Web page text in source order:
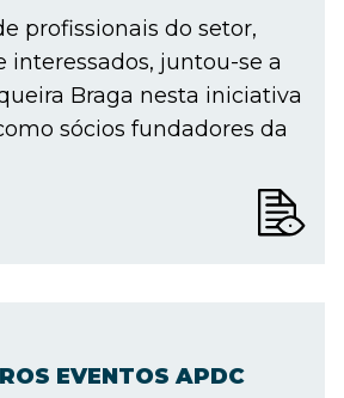
profissionais do setor,
interessados, juntou-se a
Braga nesta iniciativa
sócios fundadores da
EVENTOS APDC